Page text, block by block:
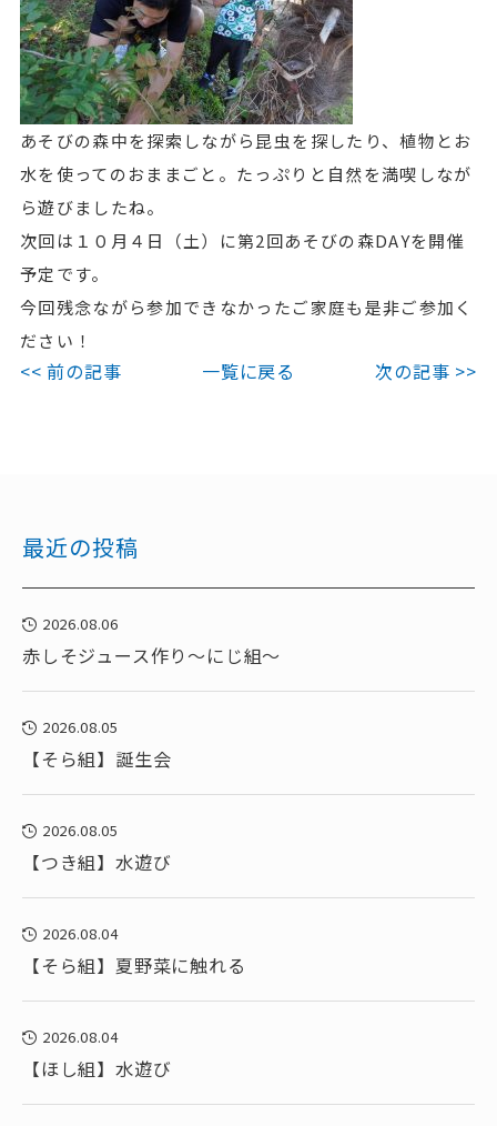
あそびの森中を探索しながら昆虫を探したり、植物とお
水を使ってのおままごと。たっぷりと自然を満喫しなが
ら遊びましたね。
次回は１０月４日（土）に第2回あそびの森DAYを開催
予定です。
今回残念ながら参加できなかったご家庭も是非ご参加く
ださい！
<< 前の記事 一覧に戻る 次の記事 >>
最近の投稿
2026.08.06
赤しそジュース作り～にじ組～
2026.08.05
【そら組】誕生会
2026.08.05
【つき組】水遊び
2026.08.04
【そら組】夏野菜に触れる
2026.08.04
【ほし組】水遊び